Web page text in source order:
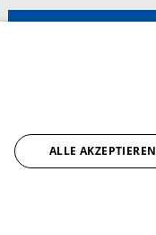
ALLE AKZEPTIEREN